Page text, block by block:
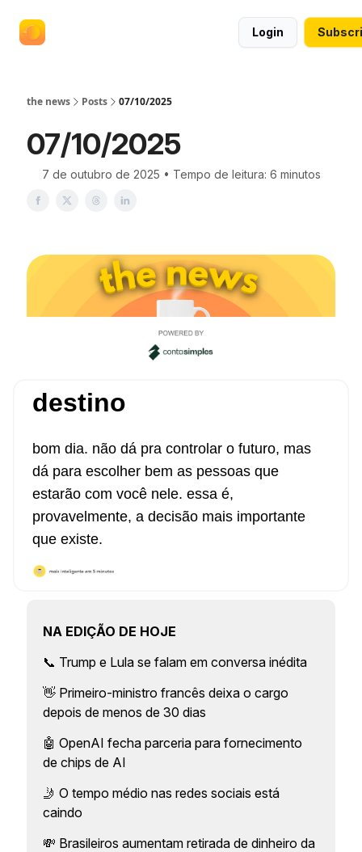
Login
the news Posts 07/10/2025
07/10/2025
7 de outubro de 2025 • Tempo de leitura: 6 minutos
destino
bom dia. não dá pra controlar o futuro, mas
dá para escolher bem as pessoas que
estarão com você nele. essa é,
provavelmente, a decisão mais importante
que existe.
NA EDIÇÃO DE HOJE
📞 Trump e Lula se falam em conversa inédita
👋 Primeiro-ministro francês deixa o cargo
depois de menos de 30 dias
🤖 OpenAI fecha parceria para fornecimento
de chips de AI
🤳 O tempo médio nas redes sociais está
caindo
💸 Brasileiros aumentam retirada de dinheiro da